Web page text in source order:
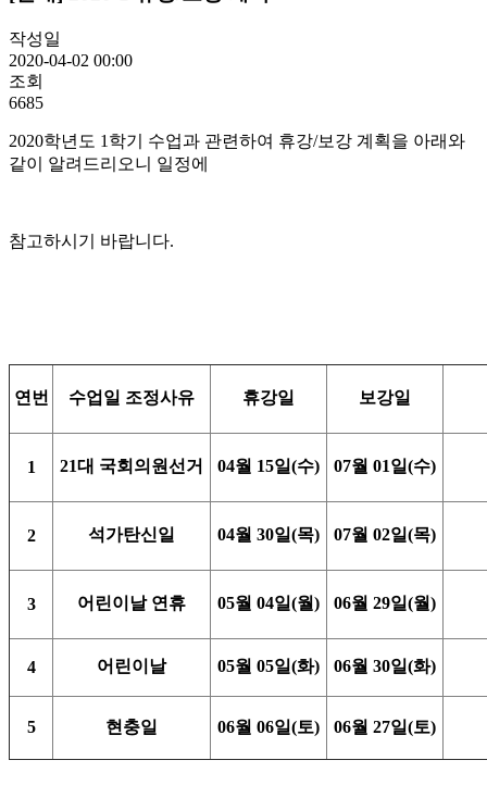
작성일
2020-04-02 00:00
조회
6685
2020학년도 1학기 수업과 관련하여 휴강/보강 계획을 아래와
같이 알려드리오니 일정에
참고하시기 바랍니다.
연번 수업일 조정사유 휴강일 보강일
1 21대 국회의원선거 04월 15일(수) 07월 01일(수)
2 석가탄신일 04월 30일(목) 07월 02일(목)
3 어린이날 연휴 05월 04일(월) 06월 29일(월)
4 어린이날 05월 05일(화) 06월 30일(화)
5 현충일 06월 06일(토) 06월 27일(토)